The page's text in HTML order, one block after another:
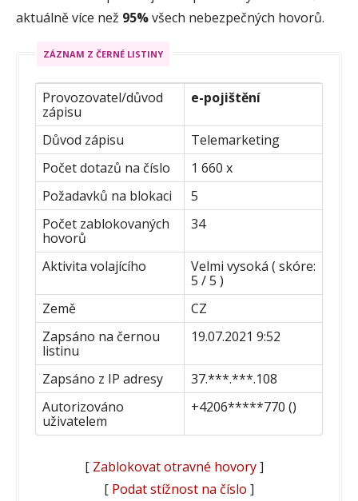
aktuálně více než 95%všech nebezpečných hovorů.
ZÁZNAM Z ČERNÉ LISTINY
Provozovatel/důvod
zápisu
e-pojištění
Důvod zápisu
Telemarketing
Počet dotazů na číslo
1 660 x
Požadavků na blokaci
5
Počet zablokovaných
hovorů
34
Aktivita volajícího
Velmi vysoká ( skóre:
5 / 5 )
Země
CZ
Zapsáno na černou
listinu
19.07.2021 9:52
Zapsáno z IP adresy
37.***.***.108
Autorizováno
uživatelem
+4206*****770 ()
[ Zablokovat otravné hovory]
[ Podat stížnost na číslo ]